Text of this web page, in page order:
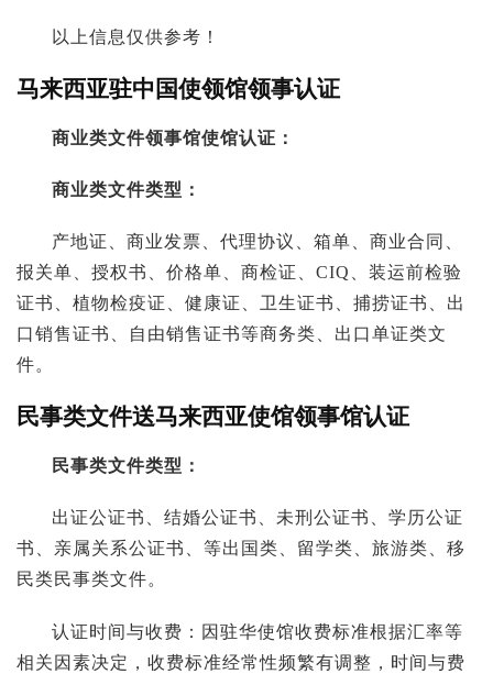
以上信息仅供参考！
马来西亚驻中国使领馆领事认证
商业类文件领事馆使馆认证：
商业类文件类型：
产地证、商业发票、代理协议、箱单、商业合同、
报关单、授权书、价格单、商检证、CIQ、装运前检验
证书、植物检疫证、健康证、卫生证书、捕捞证书、出
口销售证书、自由销售证书等商务类、出口单证类文
件。
民事类文件送马来西亚使馆领事馆认证
民事类文件类型：
出证公证书、结婚公证书、未刑公证书、学历公证
书、亲属关系公证书、等出国类、留学类、旅游类、移
民类民事类文件。
认证时间与收费：因驻华使馆收费标准根据汇率等
相关因素决定，收费标准经常性频繁有调整，时间与费